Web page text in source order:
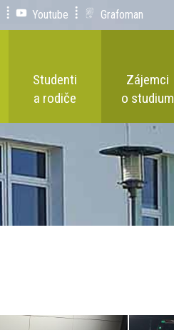
Youtube Grafoman
Studenti
a rodiče
Zájemci
o studium